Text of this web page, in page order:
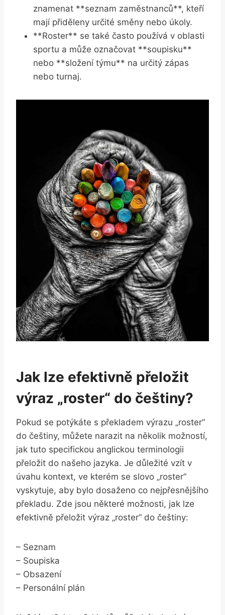
znamenat **seznam zaměstnanců**, kteří
mají přiděleny určité směny nebo úkoly.
**Roster** se také často používá v oblasti
sportu a může označovat **soupisku**
nebo **složení týmu** na určitý zápas
nebo turnaj.
Jak lze efektivně přeložit
výraz „roster“ do češtiny?
Pokud se potýkáte s překladem výrazu „roster“
do češtiny, můžete narazit na několik možností,
jak tuto specifickou anglickou terminologii
přeložit do našeho jazyka. Je důležité vzít v
úvahu kontext, ve kterém se slovo „roster“
vyskytuje, aby bylo dosaženo co nejpřesnějšího
překladu. Zde jsou některé možnosti, jak lze
efektivně přeložit výraz „roster“ do češtiny:
– Seznam
– Soupiska
– Obsazení
– Personální plán